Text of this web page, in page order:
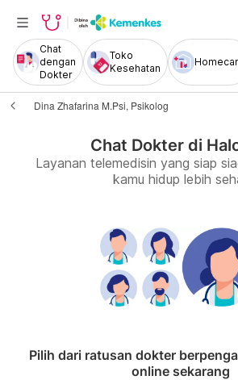
Chat
dengan
Dokter
Toko
Kesehatan
Dina Zhafarina M.Psi, Psikolog
Chat Dokter di
Layanan telemedisin yang siap
kamu hidup lebih
Pilih dari ratusan dokter
online sekarang